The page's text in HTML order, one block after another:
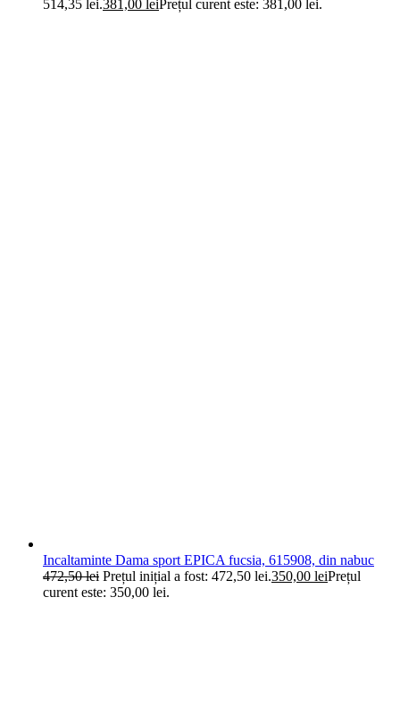
514,35 lei.381,00 leiPrețul curent este: 381,00 lei.
Incaltaminte Dama sport EPICA fucsia, 615908, din nabuc
472,50lei Prețul inițial a fost: 472,50 lei.350,00 leiPrețul
curent este: 350,00 lei.